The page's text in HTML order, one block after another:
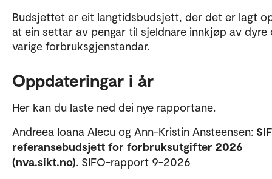
Budsjettet er eit langtidsbudsjett, der det er lagt
at ein settar av pengar til sjeldnare innkjøp av dyre
varige forbruksgjenstandar.
Oppdateringar i år
Her kan du laste ned dei nye rapportane.
Andreea Ioana Alecu og Ann-Kristin Ansteensen:
referansebudsjett for forbruksutgifter 2026
(nva.sikt.no). SIFO-rapport 9-2026